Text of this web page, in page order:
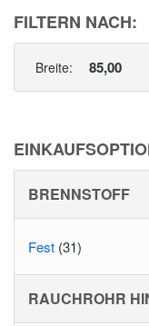
FILTERN NACH:
Breite: 85,00
BRENNSTOFF
Fest (31)
RAUCHROHR